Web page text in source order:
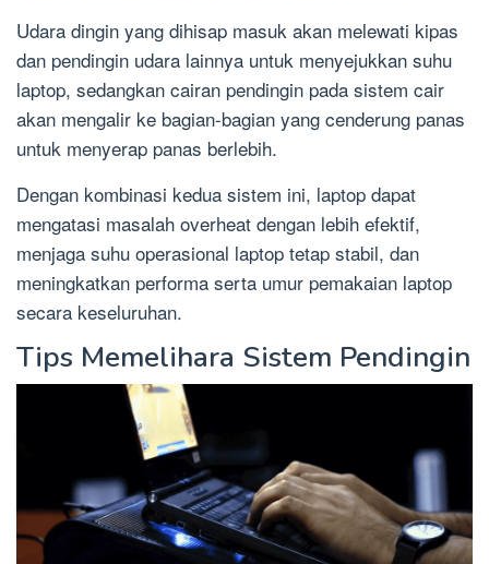
Udara dingin yang dihisap masuk akan melewati kipas
dan pendingin udara lainnya untuk menyejukkan suhu
laptop, sedangkan cairan pendingin pada sistem cair
akan mengalir ke bagian-bagian yang cenderung panas
untuk menyerap panas berlebih.
Dengan kombinasi kedua sistem ini, laptop dapat
mengatasi masalah overheat dengan lebih efektif,
menjaga suhu operasional laptop tetap stabil, dan
meningkatkan performa serta umur pemakaian laptop
secara keseluruhan.
Tips Memelihara Sistem Pendingin